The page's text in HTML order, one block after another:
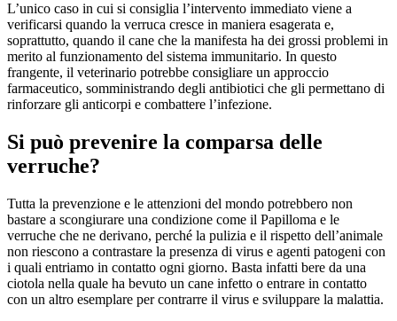
L’unico caso in cui si consiglia l’intervento immediato viene a
verificarsi quando la verruca cresce in maniera esagerata e,
soprattutto, quando il cane che la manifesta ha dei grossi problemi in
merito al funzionamento del sistema immunitario. In questo
frangente, il veterinario potrebbe consigliare un approccio
farmaceutico, somministrando degli antibiotici che gli permettano di
rinforzare gli anticorpi e combattere l’infezione.
Si può prevenire la comparsa delle
verruche?
Tutta la prevenzione e le attenzioni del mondo potrebbero non
bastare a scongiurare una condizione come il Papilloma e le
verruche che ne derivano, perché la pulizia e il rispetto dell’animale
non riescono a contrastare la presenza di virus e agenti patogeni con
i quali entriamo in contatto ogni giorno. Basta infatti bere da una
ciotola nella quale ha bevuto un cane infetto o entrare in contatto
con un altro esemplare per contrarre il virus e sviluppare la malattia.